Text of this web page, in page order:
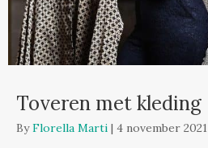
Toveren met kleding
ByFlorella Marti | 4 november 2021